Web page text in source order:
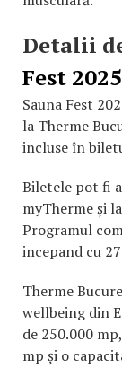
Detalii
Fest 2025
Sauna Fest
la Therme
incluse în
Biletele pot fi
myTherme și
Programul
incepand cu
Therme
wellbeing din
de 250.000
mp și o